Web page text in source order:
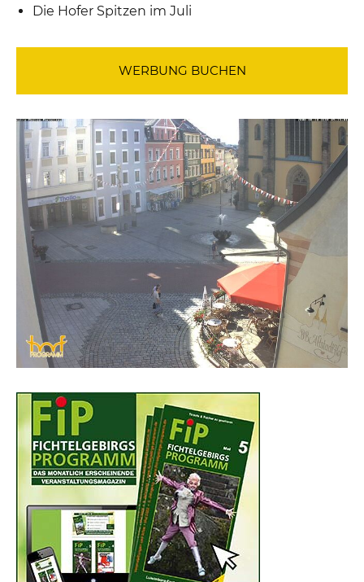
Die Hofer Spitzen im Juli
WERBUNG BUCHEN